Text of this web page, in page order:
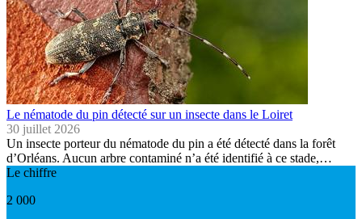
Le nématode du pin détecté sur un insecte dans le Loiret
30 juillet 2026
Un insecte porteur du nématode du pin a été détecté dans la forêt
d’Orléans. Aucun arbre contaminé n’a été identifié à ce stade,…
Le chiffre
2 000